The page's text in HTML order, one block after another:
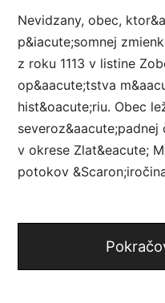
Nevidzany, obec,
p&iacute;somnej
z roku 1113 v listine
op&aacute;tstva
hist&oacute;riu. Obec
v okrese Zlat&eacute;
potokov